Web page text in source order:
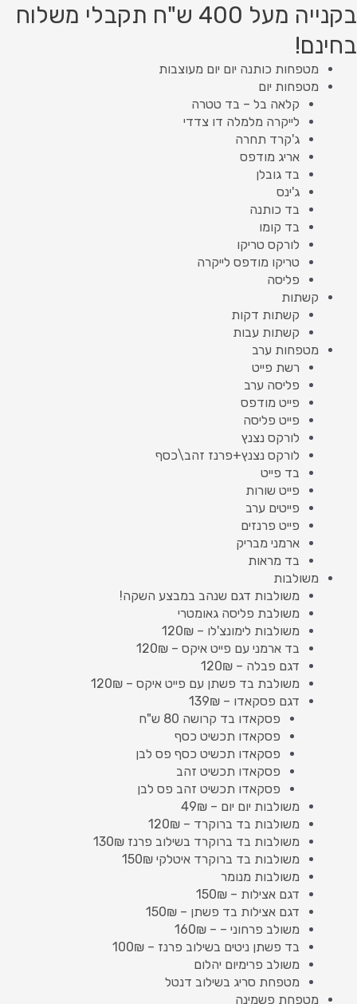
דילוג
לתוכן
בקנייה מעל 400 ש"ח תקבלי משלוח
בחינם!
מטפחות כותנה יום יום מעוצבות
מטפחות יום
קלאה בל – בד טטרה
לייקרה מלמלה דו צדדי
ג'קרד תחרה
אריג מודפס
בד גובלן
ג'ינס
בד כותנה
בד קומו
לורקס טריקו
טריקו מודפס לייקרה
פליסה
קשתות
קשתות דקות
קשתות עבות
מטפחות ערב
רשת פייט
פליסה ערב
פייט מודפס
פייט פליסה
לורקס נצנץ
לורקס נצנץ+פרנז זהב\כסף
בד פייט
פייט שורות
פייטים ערב
פייט פרנזים
ארמני מבריק
בד מראות
משולבות
משולבות דגם שנהב במבצע השקה!
משולבת פליסה גאומטרי
משולבות לימונצ'לו – 120₪
בד ארמני עם פייט איקס – 120₪
דגם פבלה – 120₪
משולבת בד פשתן עם פייט איקס – 120₪
דגם פסקאדו – 139₪
פסקאדו בד קרושה 80 ש"ח
פסקאדו תכשיט כסף
פסקאדו תכשיט כסף פס לבן
פסקאדו תכשיט זהב
פסקאדו תכשיט זהב פס לבן
משולבות יום יום – 49₪
משולבות בד ברוקרד – 120₪
משולבות בד ברוקרד בשילוב פרנז 130₪
משולבות בד ברוקרד איטלקי 150₪
משולבות מנומר
דגם אצילות – 150₪
דגם אצילות בד פשתן – 150₪
משולב פרחוני – – 160₪
בד פשתן ניטים בשילוב פרנז – 100₪
משולב פרימיום יהלום
מטפחת סריג בשילוב דנטל
מטפחת פשמינה
Products
search
Products
search
כמות
של
משולבות